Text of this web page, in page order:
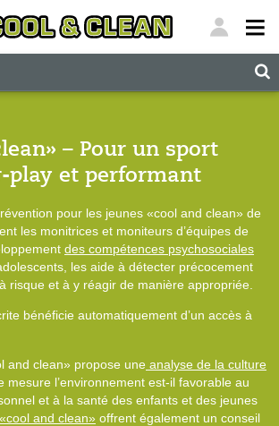
– Pour un sport
play et performant
pour les jeunes «cool and clean» de
les monitrices et moniteurs d’équipes de
des compétences psychosociales
les aide à détecter précocement
risque et à y réagir de manière appropriée.
bénéficie automatiquement d’un accès à
and clean» propose une analyse de la culture
mesure l’environnement est-il favorable au
et à la santé des enfants et des jeunes
and clean» offrent également un conseil